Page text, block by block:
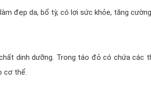
đẹp da, bổ tỳ, có lợi sức khỏe, tăng
dinh dưỡng. Trong táo đỏ có chứa các
cơ thể.